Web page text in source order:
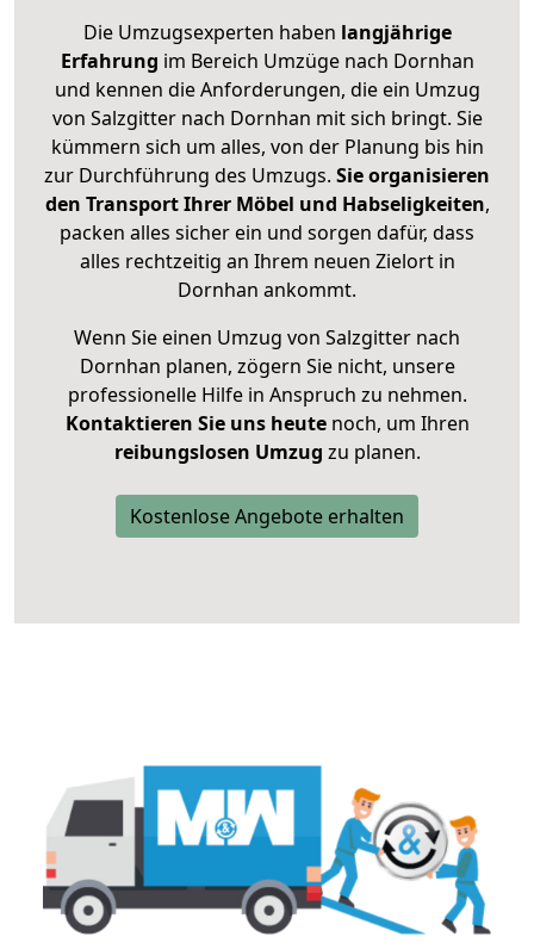
Die Umzugsexperten haben langjährige
Erfahrung im Bereich Umzüge nach Dornhan
und kennen die Anforderungen, die ein Umzug
von Salzgitter nach Dornhan mit sich bringt. Sie
kümmern sich um alles, von der Planung bis hin
zur Durchführung des Umzugs. Sie organisieren
den Transport Ihrer Möbel und Habseligkeiten,
packen alles sicher ein und sorgen dafür, dass
alles rechtzeitig an Ihrem neuen Zielort in
Dornhan ankommt.
Wenn Sie einen Umzug von Salzgitter nach
Dornhan planen, zögern Sie nicht, unsere
professionelle Hilfe in Anspruch zu nehmen.
Kontaktieren Sie uns heutenoch, um Ihren
reibungslosen Umzug zu planen.
Kostenlose Angebote erhalten